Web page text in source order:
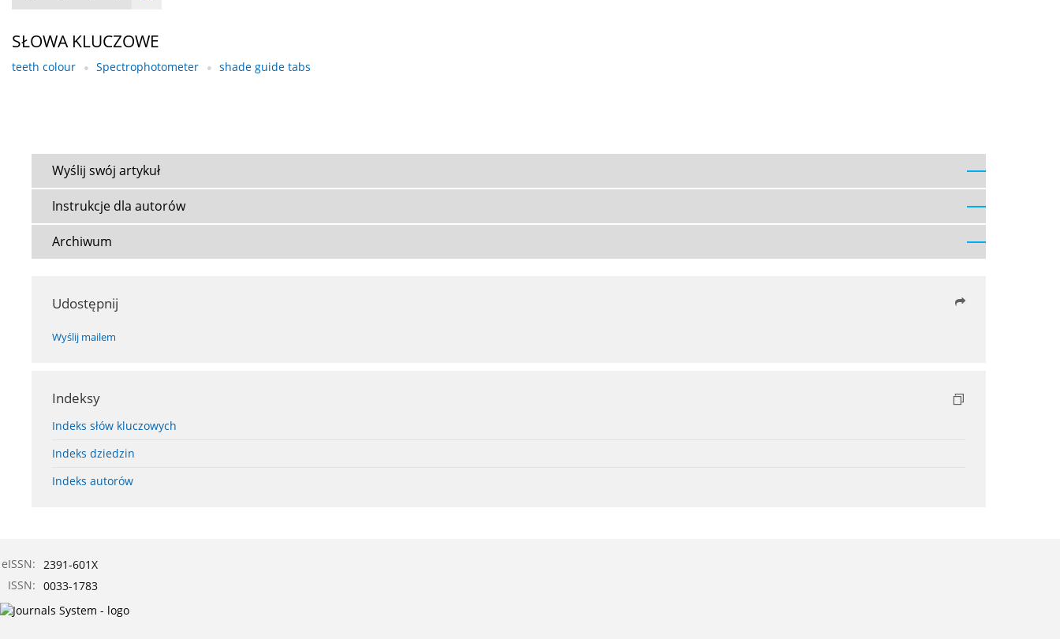
SŁOWA KLUCZOWE
teeth colour Spectrophotometer shade guide tabs
Wyślij swój artykuł
Instrukcje dla autorów
Archiwum
Udostępnij
Wyślij mailem
Indeksy
Indeks słów kluczowych
Indeks dziedzin
Indeks autorów
eISSN: 2391-601X
ISSN: 0033-1783